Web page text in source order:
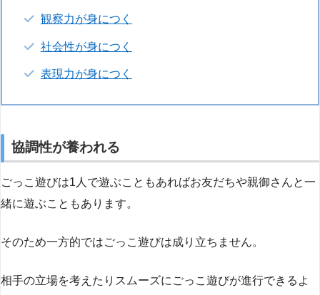
観察力が身につく
社会性が身につく
表現力が身につく
協調性が養われる
ごっこ遊びは1人で遊ぶこともあればお友だちや親御さんと一
緒に遊ぶこともあります。
そのため一方的ではごっこ遊びは成り立ちません。
相手の立場を考えたりスムーズにごっこ遊びが進行できるよ